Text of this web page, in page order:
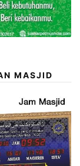
MASJID